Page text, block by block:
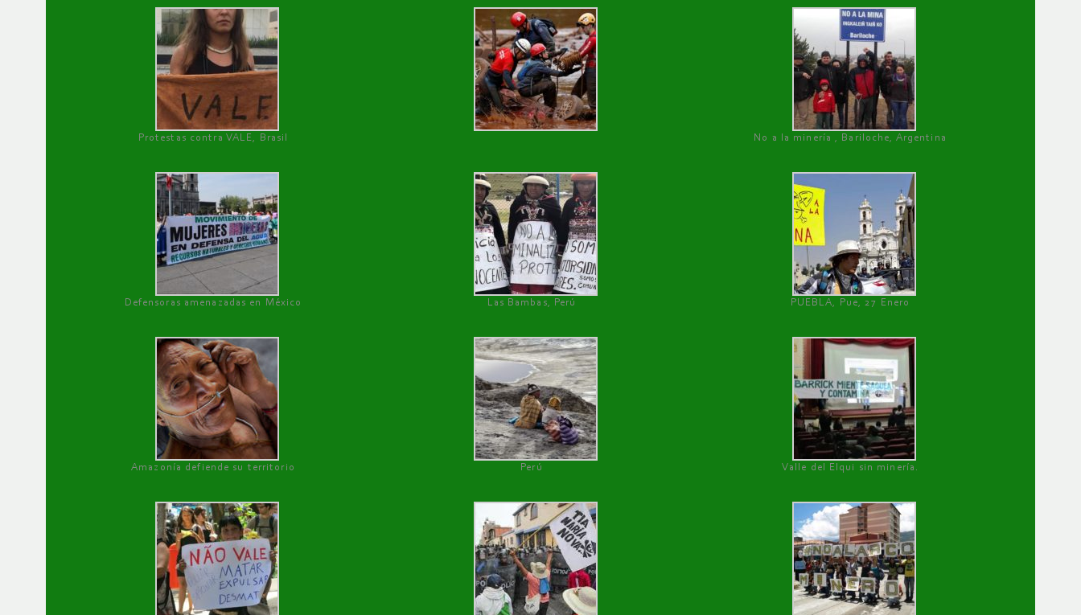
Protestas contra VALE, Brasil No a la minería , Bariloche, Argentina
Defensoras amenazadas en México Las Bambas, Perú PUEBLA, Pue, 27 Enero
Amazonía defiende su territorio Perú Valle del Elqui sin minería.